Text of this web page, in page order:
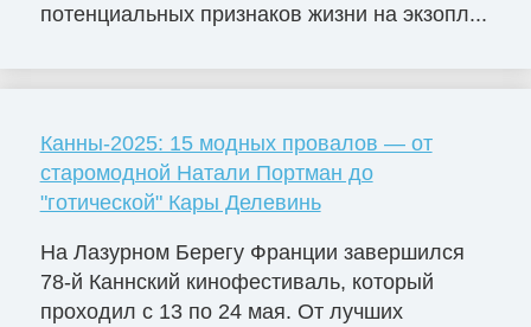
потенциальных признаков жизни на экзопл...
Канны-2025: 15 модных провалов — от
старомодной Натали Портман до
"готической" Кары Делевинь
На Лазурном Берегу Франции завершился
78-й Каннский кинофестиваль, который
проходил с 13 по 24 мая. От лучших